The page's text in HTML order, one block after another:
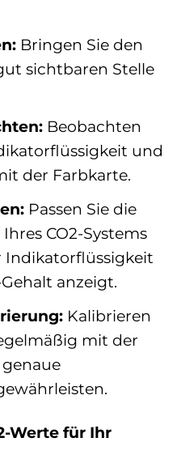
Bringen Sie den
sichtbaren Stelle
Beobachten
und
der Farbkarte.
Passen Sie die
CO2-Systems
Indikatorflüssigkeit
anzeigt.
Kalibrieren
mit der
Werte für Ihr